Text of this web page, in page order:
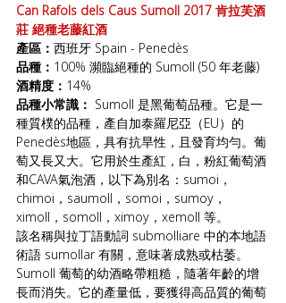
Can Rafols dels Caus Sumoll 2017 肯拉芙酒
莊 絕種老藤紅酒
產區： 西班牙 Spain - Penedès
品種： 100% 瀕臨絕種的 Sumoll (50 年老藤)
酒精度： 14%
品種小常識： Sumoll 是黑葡萄品種。它是一
種質樸的品種，產自加泰羅尼亞（EU）的
Penedès地區，具有抗旱性，且發育均勻。葡
萄又長又大。它用於生產紅，白，粉紅葡萄酒
和CAVA氣泡酒，以下為別名：sumoi，
chimoi，saumoll，somoi，sumoy，
ximoll，somoll，ximoy，xemoll 等。
該名稱與拉丁語動詞 submolliare 中的本地語
術語 sumollar 有關，意味著成熟或枯萎。
Sumoll 葡萄的幼酒略帶粗糙，隨著年齡的增
長而消失。它的產量低，要獲得高品質的葡萄